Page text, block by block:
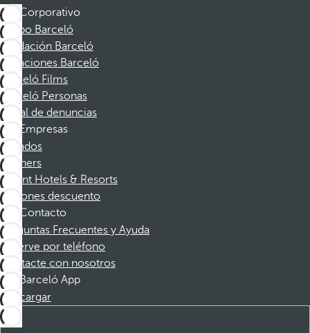
Corporativo
Grupo Barceló
Fundación Barceló
Vacaciones Barceló
Barceló Films
Barceló Personas
Canal de denuncias
Empresas
Afiliados
Partners
Dorint Hotels & Resorts
Cupones descuento
Contacto
Preguntas Frecuentes y Ayuda
Reserve por teléfono
Contacte con nosotros
Barceló App
Descargar